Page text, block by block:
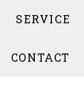
SERVICE
CONTACT